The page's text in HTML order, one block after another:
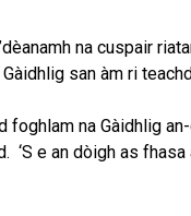
na cuspair
san àm ri
foghlam na Gàidhlig
‘S e an dòigh as